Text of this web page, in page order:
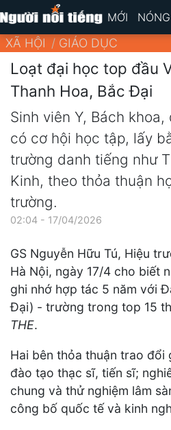
MỚI NÓNG
XÃ HỘI GIÁO DỤC
Loạt đại học top đầu
Thanh Hoa, Bắc Đại
Sinh viên Y, Bách
có cơ hội học tập, lấy
trường danh tiếng như
Kinh, theo thỏa thuận
trường.
02:04 - 17/04/2026
GS Nguyễn Hữu Tú, Hiệu
Hà Nội, ngày 17/4 cho biết
ghi nhớ hợp tác 5 năm với
Đại) - trường trong top 15
THE.
Hai bên thỏa thuận trao đổi
đào tạo thạc sĩ, tiến sĩ;
chung và thử nghiệm lâm
công bố quốc tế và kinh